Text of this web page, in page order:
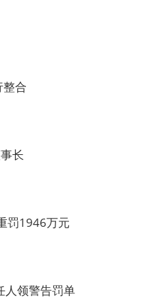
合
长
罚1946万元
人领警告罚单